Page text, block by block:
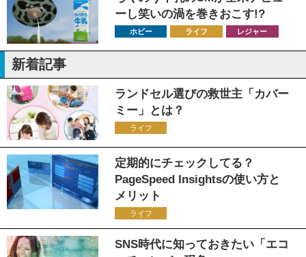
ーし笑いの渦を巻きおこす!?
ホビー ライフ レジャー
新着記事
ランドセル選びの救世主「カバー
ミー」とは？
ライフ
定期的にチェックしてる？
PageSpeed Insightsの使い方と
メリット
ライフ
SNS時代に知っておきたい「エコ